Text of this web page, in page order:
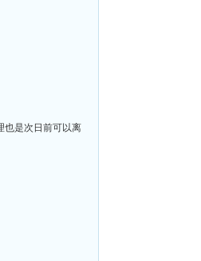
也是次日前可以离